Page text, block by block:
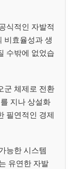
식적인 자발적
비효율성과 생
수밖에 없었습
군 체제로 전환
지나 상설화
필연적인 경제
능한 시스템
유연한 자발